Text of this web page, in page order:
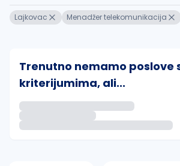
Lajkovac Menadžer telekomunikacija
Trenutno nemamo poslove
kriterijumima, ali...